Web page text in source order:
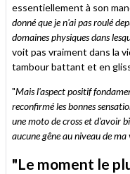
essentiellement à son
donné que je n'ai pas roulé
domaines physiques dans
voit pas vraiment dans la
tambour battant et en
"Mais l'aspect positif
reconfirmé les bonnes
une moto de cross et d'avoir
aucune gêne au niveau de ma
"Le moment le